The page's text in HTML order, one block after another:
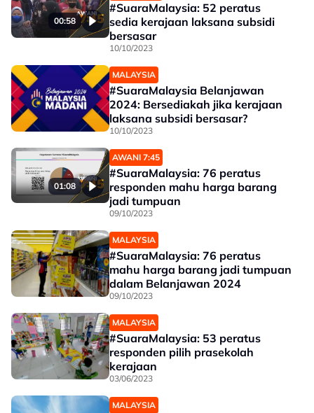
00:58
#SuaraMalaysia: 52 peratus
sedia kerajaan laksana subsidi
bersasar
10/10/2023
MALAYSIA
#SuaraMalaysia Belanjawan
2024: Bersediakah jika kerajaan
laksana subsidi bersasar?
10/10/2023
01:08
AWANI 7:45
#SuaraMalaysia: 76 peratus
responden mahu harga barang
jadi tumpuan
09/10/2023
MALAYSIA
#SuaraMalaysia: 76 peratus
mahu harga barang jadi tumpuan
dalam Belanjawan 2024
09/10/2023
MALAYSIA
#SuaraMalaysia: 53 peratus
responden pilih prasekolah
kerajaan
03/06/2023
MALAYSIA